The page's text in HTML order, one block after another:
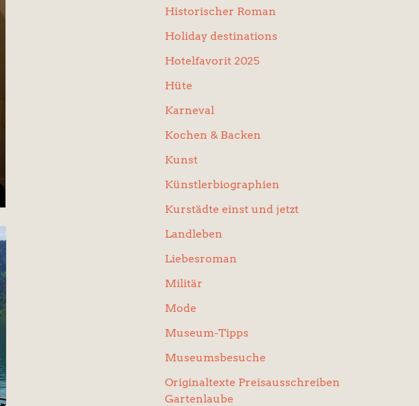
Historischer Roman
Holiday destinations
Hotelfavorit 2025
Hüte
Karneval
Kochen & Backen
Kunst
Künstlerbiographien
Kurstädte einst und jetzt
Landleben
Liebesroman
Militär
Mode
Museum-Tipps
Museumsbesuche
Originaltexte Preisausschreiben
Gartenlaube